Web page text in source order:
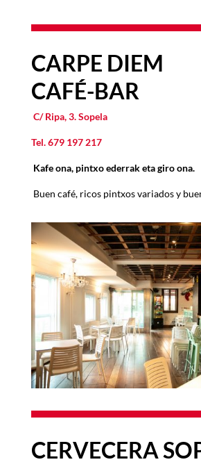
CARPE DIEM
CAFÉ-BAR
C/ Ripa, 3. Sopela
Tel.679 197 217
Kafe ona, pintxo ederrak eta giro ona.
Buen café, ricos pintxos variados y
CERVECERA